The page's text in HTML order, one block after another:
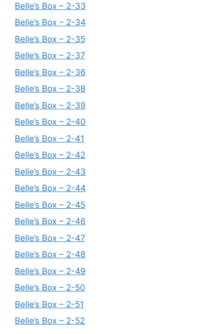
Belle’s Box – 2-33
Belle’s Box – 2-34
Belle’s Box – 2-35
Belle’s Box – 2-37
Belle’s Box – 2-36
Belle’s Box – 2-38
Belle’s Box – 2-39
Belle’s Box – 2-40
Belle’s Box – 2-41
Belle’s Box – 2-42
Belle’s Box – 2-43
Belle’s Box – 2-44
Belle’s Box – 2-45
Belle’s Box – 2-46
Belle’s Box – 2-47
Belle’s Box – 2-48
Belle’s Box – 2-49
Belle’s Box – 2-50
Belle’s Box – 2-51
Belle’s Box – 2-52